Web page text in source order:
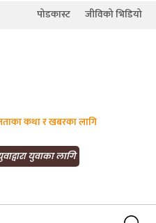
पोडकास्ट जीविको भिडियो
युवाका लागि
कथा र खबरका लागि